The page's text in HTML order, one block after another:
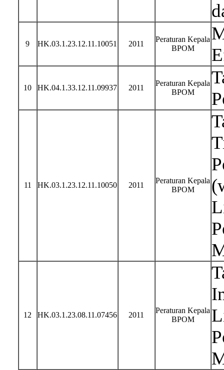
9 HK.03.1.23.12.11.10051 2011
Peraturan Kepala
BPOM
10 HK.04.1.33.12.11.09937 2011
Peraturan Kepala
BPOM
11 HK.03.1.23.12.11.10050 2011
Peraturan Kepala
BPOM
12 HK.03.1.23.08.11.07456 2011
Peraturan Kepala
BPOM